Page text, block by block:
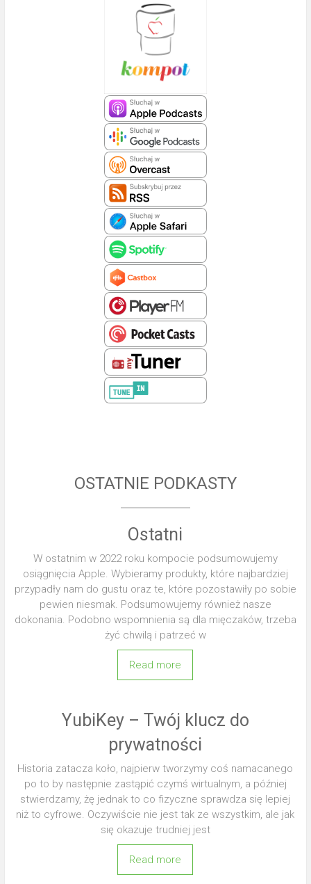
OSTATNIE PODKASTY
Ostatni
W ostatnim w 2022 roku kompocie podsumowujemy
osiągnięcia Apple. Wybieramy produkty, które najbardziej
przypadły nam do gustu oraz te, które pozostawiły po sobie
pewien niesmak. Podsumowujemy również nasze
dokonania. Podobno wspomnienia są dla mięczaków, trzeba
żyć chwilą i patrzeć w
Read more
YubiKey – Twój klucz do
prywatności
Historia zatacza koło, najpierw tworzymy coś namacanego
po to by następnie zastąpić czymś wirtualnym, a później
stwierdzamy, żę jednak to co fizyczne sprawdza się lepiej
niż to cyfrowe. Oczywiście nie jest tak ze wszystkim, ale jak
się okazuje trudniej jest
Read more